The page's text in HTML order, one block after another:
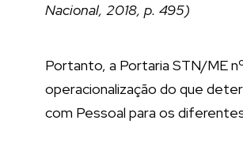
Nacional, 2018, p. 495)
Portanto, a Portaria STN/ME
operacionalização do que
com Pessoal para os